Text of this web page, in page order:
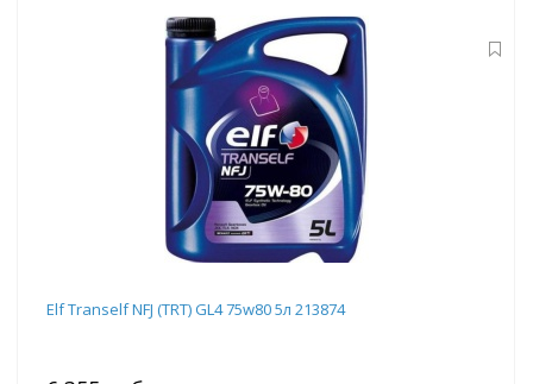
Elf Tranself NFJ (TRT) GL4 75w80 5л 213874